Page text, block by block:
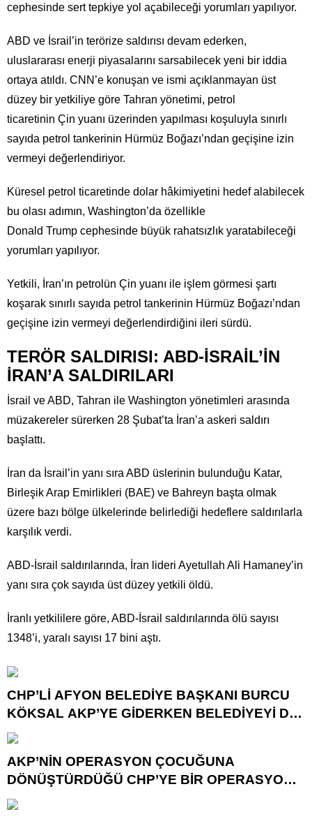
cephesinde sert tepkiye yol açabileceği yorumları yapılıyor.
ABD ve İsrail’in terörize saldırısı devam ederken,
uluslararası enerji piyasalarını sarsabilecek yeni bir iddia
ortaya atıldı. CNN’e konuşan ve ismi açıklanmayan üst
düzey bir yetkiliye göre Tahran yönetimi, petrol
ticaretinin Çin yuanı üzerinden yapılması koşuluyla sınırlı
sayıda petrol tankerinin Hürmüz Boğazı’ndan geçişine izin
vermeyi değerlendiriyor.
Küresel petrol ticaretinde dolar hâkimiyetini hedef alabilecek
bu olası adımın, Washington’da özellikle
Donald Trump cephesinde büyük rahatsızlık yaratabileceği
yorumları yapılıyor.
Yetkili, İran’ın petrolün Çin yuanı ile işlem görmesi şartı
koşarak sınırlı sayıda petrol tankerinin Hürmüz Boğazı’ndan
geçişine izin vermeyi değerlendirdiğini ileri sürdü.
⁠TERÖR SALDIRISI: ABD-İSRAİL’İN
İRAN’A SALDIRILARI
İsrail ve ABD, Tahran ile Washington yönetimleri arasında
müzakereler sürerken 28 Şubat’ta İran’a askeri saldırı
başlattı.
İran da İsrail’in yanı sıra ABD üslerinin bulunduğu Katar,
Birleşik Arap Emirlikleri (BAE) ve Bahreyn başta olmak
üzere bazı bölge ülkelerinde belirlediği hedeflere saldırılarla
karşılık verdi.
ABD-İsrail saldırılarında, İran lideri Ayetullah Ali Hamaney’in
yanı sıra çok sayıda üst düzey yetkili öldü.
İranlı yetkililere göre, ABD-İsrail saldırılarında ölü sayısı
1348’i, yaralı sayısı 17 bini aştı.
CHP’Lİ AFYON BELEDİYE BAŞKANI BURCU
KÖKSAL AKP’YE GİDERKEN BELEDİYEYİ DE
GÖTÜRÜYOR!
AKP’NİN OPERASYON ÇOCUĞUNA
DÖNÜŞTÜRDÜĞÜ CHP’YE BİR OPERASYON
DAHA!